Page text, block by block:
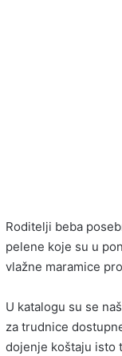
Roditelji beba
pelene koje su u
vlažne maramice
U katalogu su se
za trudnice
dojenje koštaju isto